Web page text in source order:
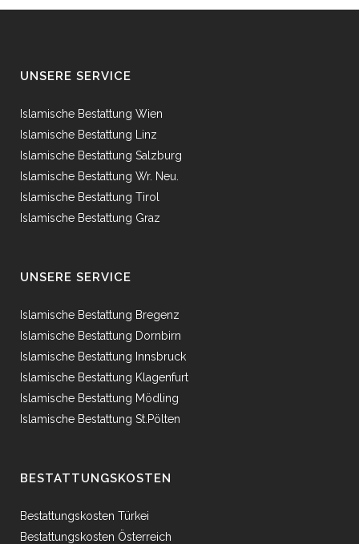
UNSERE SERVICE
Islamische Bestattung Wien
Islamische Bestattung Linz
Islamische Bestattung Salzburg
Islamische Bestattung Wr. Neu.
Islamische Bestattung Tirol
Islamische Bestattung Graz
UNSERE SERVICE
Islamische Bestattung Bregenz
Islamische Bestattung Dornbirn
Islamische Bestattung Innsbruck
Islamische Bestattung Klagenfurt
Islamische Bestattung Mödling
Islamische Bestattung St.Pölten
BESTATTUNGSKOSTEN
Bestattungskosten Türkei
Bestattungskosten Österreich